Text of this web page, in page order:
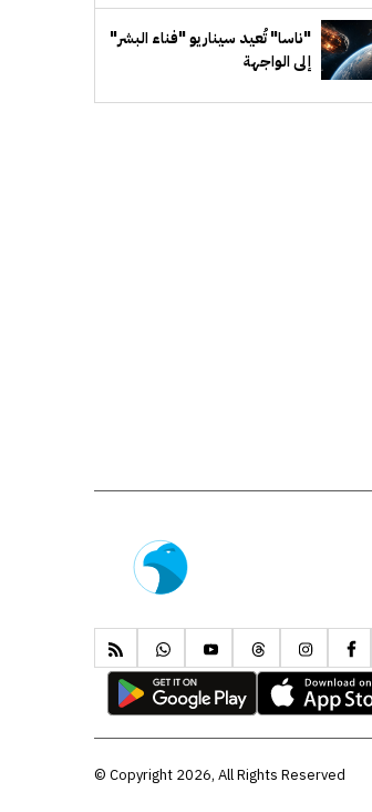
"ناسا" تُعيد سيناريو "فناء البشر"
إلى الواجهة
Copyright 2026, All Rights Reserved ©